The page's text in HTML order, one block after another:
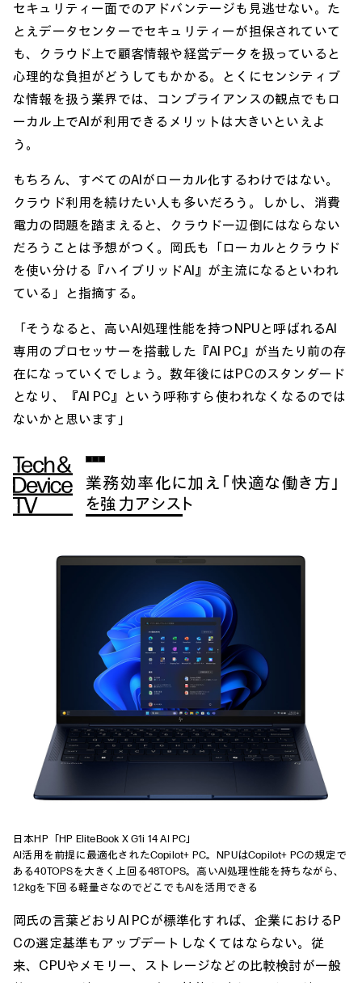
セキュリティー面でのアドバンテージも見逃せない。た
とえデータセンターでセキュリティーが担保されていて
も、クラウド上で顧客情報や経営データを扱っていると
心理的な負担がどうしてもかかる。とくにセンシティブ
な情報を扱う業界では、コンプライアンスの観点でもロ
ーカル上でAIが利用できるメリットは大きいといえよ
う。
もちろん、すべてのAIがローカル化するわけではない。
クラウド利用を続けたい人も多いだろう。しかし、消費
電力の問題を踏まえると、クラウド一辺倒にはならない
だろうことは予想がつく。岡氏も「ローカルとクラウド
を使い分ける『ハイブリッドAI』が主流になるといわれ
ている」と指摘する。
「そうなると、高いAI処理性能を持つNPUと呼ばれるAI
専用のプロセッサーを搭載した『AI PC』が当たり前の存
在になっていくでしょう。数年後にはPCのスタンダード
となり、『AI PC』という呼称すら使われなくなるのでは
ないかと思います」
業務効率化に加え「快適な働き方」
を強力アシスト
日本HP「HP EliteBook X G1i 14 AI PC」
AI活用を前提に最適化されたCopilot+ PC。NPUはCopilot+ PCの規定で
ある40TOPSを大きく上回る48TOPS。高いAI処理性能を持ちながら、
1.2kgを下回る軽量さなのでどこでもAIを活用できる
岡氏の言葉どおりAI PCが標準化すれば、企業におけるP
Cの選定基準もアップデートしなくてはならない。従
来、CPUやメモリー、ストレージなどの比較検討が一般